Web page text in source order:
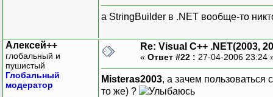
а StringBuilder в .NET вообще-то
Алексей++
глобальный и
пушистый
Глобальный
модератор
Re: Visual C++ .NET(2003,
« Ответ #22 : 27-04-2006 23:24
Misteras2003, а зачем
то же) ?